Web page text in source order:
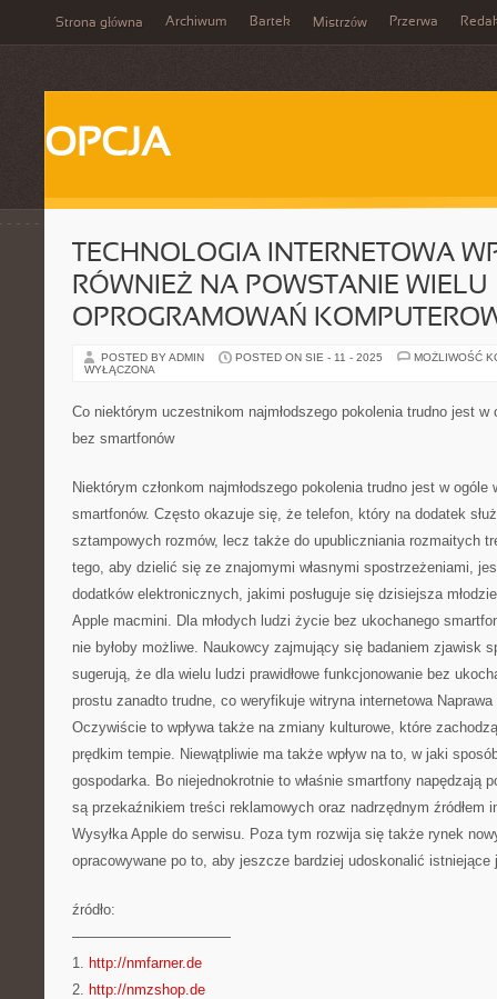
Strona główna Archiwum Bartek Mistrzów Przerwa
OPCJA
TECHNOLOGIA INTERNETOWA
RÓWNIEŻ NA POWSTANIE WIELU
OPROGRAMOWAŃ
POSTED BY ADMIN POSTED ON SIE - 11 - 2025
MOŻLIWOŚĆ
WYŁĄCZONA
Co niektórym uczestnikom najmłodszego pokolenia trudno jest
bez smartfonów
Niektórym członkom najmłodszego pokolenia trudno jest w
smartfonów. Często okazuje się, że telefon, który na dodatek
sztampowych rozmów, lecz także do upubliczniania rozmaitych
tego, aby dzielić się ze znajomymi własnymi spostrzeżeniami,
dodatków elektronicznych, jakimi posługuje się dzisiejsza
Apple macmini. Dla młodych ludzi życie bez ukochanego
nie byłoby możliwe. Naukowcy zajmujący się badaniem zjawisk
sugerują, że dla wielu ludzi prawidłowe funkcjonowanie bez
prostu zanadto trudne, co weryfikuje witryna internetowa
Oczywiście to wpływa także na zmiany kulturowe, które
prędkim tempie. Niewątpliwie ma także wpływ na to, w jaki
gospodarka. Bo niejednokrotnie to właśnie smartfony napędzają
są przekaźnikiem treści reklamowych oraz nadrzędnym źródłem
Wysyłka Apple do serwisu. Poza tym rozwija się także rynek
opracowywane po to, aby jeszcze bardziej udoskonalić istniejące
źródło:
———————————
1. http://nmfarner.de
2. http://nmzshop.de